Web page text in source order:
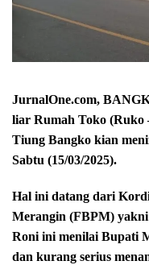
JurnalOne.com,
liar Rumah Toko (Ruko
Tiung Bangko kian
Sabtu (15/03/2025).
Hal ini datang dari
Merangin (FBPM)
Roni ini menilai Bupati
dan kurang serius